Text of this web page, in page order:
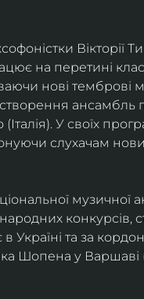
Вікторії
на перетині
нові темброві
ансамбль
У своїх
слухачам
музичної
конкурсів,
Україні та за
Шопена у